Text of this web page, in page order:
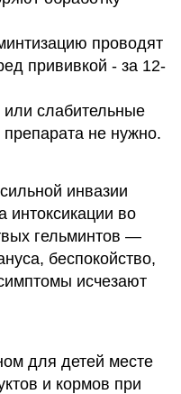
проводят
прививкой - за 12-
слабительные
не нужно.
инвазии
интоксикации во
гельминтов —
беспокойство,
исчезают
для детей месте
и кормов при